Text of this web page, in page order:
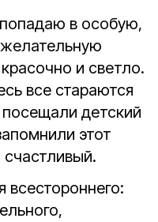
попадаю в особую,
и светло.
все стараются
детский
этот
всестороннего: